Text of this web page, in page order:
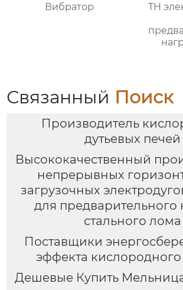
Вибратор
TH
Связанный Поиск
Производитель
дутьевых печей
Высококачественный
непрерывных
загрузочных
для предварительного
стального лома
Поставщики
эффекта кислородного
Дешевые Купить